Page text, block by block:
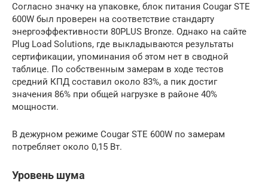
Согласно значку на упаковке, блок питания Cougar STE
600W был проверен на соответствие стандарту
энергоэффективности 80PLUS Bronze. Однако на сайте
Plug Load Solutions, где выкладываются результаты
сертификации, упоминания об этом нет в сводной
таблице. По собственным замерам в ходе тестов
средний КПД составил около 83%, а пик достиг
значения 86% при общей нагрузке в районе 40%
мощности.
В дежурном режиме Cougar STЕ 600W по замерам
потребляет около 0,15 Вт.
Уровень шума